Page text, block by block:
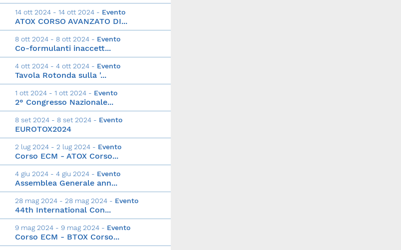
14 ott 2024 - 14 ott 2024 - Evento
ATOX CORSO AVANZATO DI...
8 ott 2024 - 8 ott 2024 - Evento
Co-formulanti inaccett...
4 ott 2024 - 4 ott 2024 - Evento
Tavola Rotonda sulla '...
1 ott 2024 - 1 ott 2024 - Evento
2° Congresso Nazionale...
8 set 2024 - 8 set 2024 - Evento
EUROTOX2024
2 lug 2024 - 2 lug 2024 - Evento
Corso ECM - ATOX Corso...
4 giu 2024 - 4 giu 2024 - Evento
Assemblea Generale ann...
28 mag 2024 - 28 mag 2024 - Evento
44th International Con...
9 mag 2024 - 9 mag 2024 - Evento
Corso ECM - BTOX Corso...